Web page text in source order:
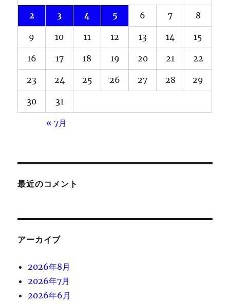
2 3 4 5 6 7 8
9 10 11 12 13 14 15
16 17 18 19 20 21 22
23 24 25 26 27 28 29
30 31
« 7月
最近のコメント
アーカイブ
2026年8月
2026年7月
2026年6月